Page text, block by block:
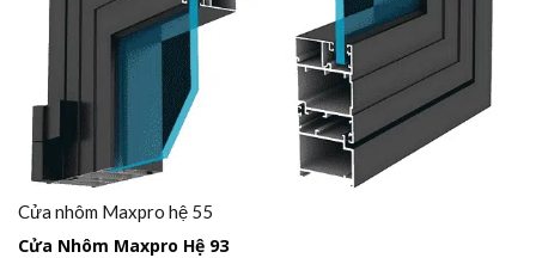
Cửa nhôm Maxpro hệ 55
Cửa Nhôm Maxpro Hệ 93